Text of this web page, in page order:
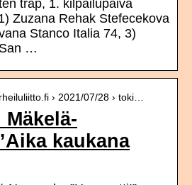
trap, 1. kilpailupäivä
Zuzana Rehak Stefecekova
Stanco Italia 74, 3)
…
› 2021/07/28 › toki…
kaukana